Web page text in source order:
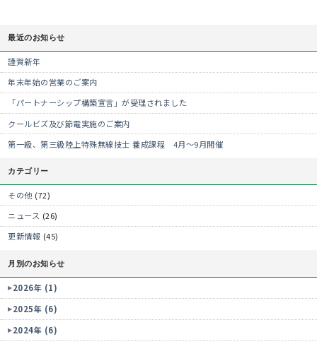
最近のお知らせ
謹賀新年
年末年始の営業のご案内
「パートナーシップ構築宣言」が受理されました
クールビズ及び節電実施のご案内
第一級、第三級陸上特殊無線技士 養成課程 4月～9月開催
カテゴリー
その他 (72)
ニュース (26)
更新情報 (45)
月別のお知らせ
2026年 (1)
2025年 (6)
2024年 (6)